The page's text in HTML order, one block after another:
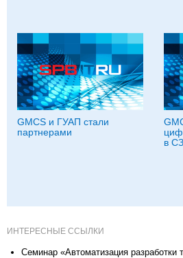
GMCS и ГУАП стали
партнерами
в
ИНТЕРЕСНЫЕ ССЫЛКИ
Семинар «Автоматизация разработки